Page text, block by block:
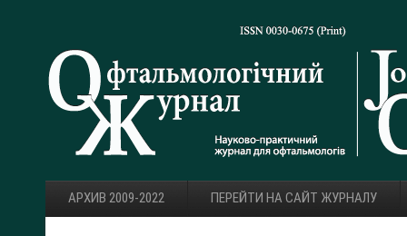
АРХИВ 2009-2022 ПЕРЕЙТИ НА САЙТ ЖУРНАЛУ